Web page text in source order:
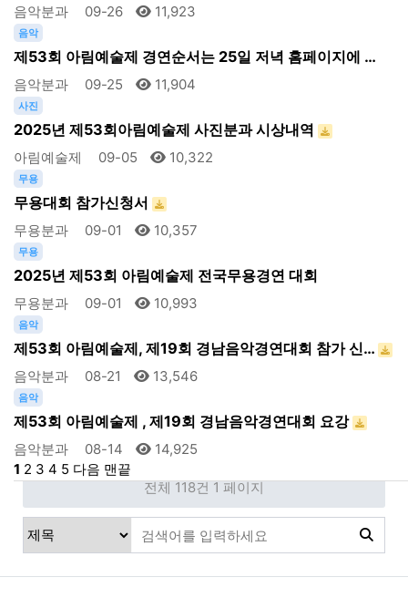
음악분과 09-26 11,923
음악
제53회 아림예술제 경연순서는 25일 저녁 홈페이지에 …
음악분과 09-25 11,904
사진
2025년 제53회아림예술제 사진분과 시상내역
아림예술제 09-05 10,322
무용
무용대회 참가신청서
무용분과 09-01 10,357
무용
2025년 제53회 아림예술제 전국무용경연 대회
무용분과 09-01 10,993
음악
제53회 아림예술제, 제19회 경남음악경연대회 참가 신…
음악분과 08-21 13,546
음악
제53회 아림예술제 , 제19회 경남음악경연대회 요강
음악분과 08-14
14,925
1 2 3 4 5 다음 맨끝
전체 118건 1 페이지